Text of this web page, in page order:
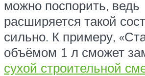
можно поспорить, ведь
расширяется такой
сильно. К примеру,
объёмом 1 л сможет
сухой строительной